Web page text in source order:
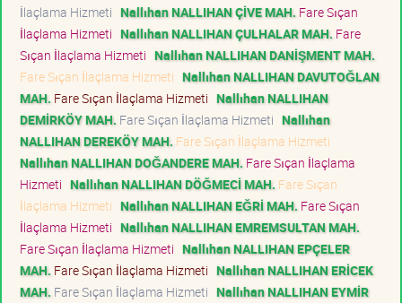
İlaçlama Hizmeti Nallıhan NALLIHAN ÇİVE MAH. Fare Sıçan
İlaçlama Hizmeti Nallıhan NALLIHAN ÇULHALAR MAH. Fare
Sıçan İlaçlama Hizmeti Nallıhan NALLIHAN DANİŞMENT MAH.
Fare Sıçan İlaçlama Hizmeti Nallıhan NALLIHAN DAVUTOĞLAN
MAH. Fare Sıçan İlaçlama Hizmeti Nallıhan NALLIHAN
DEMİRKÖY MAH. Fare Sıçan İlaçlama Hizmeti Nallıhan
NALLIHAN DEREKÖY MAH. Fare Sıçan İlaçlama Hizmeti
Nallıhan NALLIHAN DOĞANDERE MAH. Fare Sıçan İlaçlama
Hizmeti Nallıhan NALLIHAN DÖĞMECİ MAH. Fare Sıçan
İlaçlama Hizmeti Nallıhan NALLIHAN EĞRİ MAH. Fare Sıçan
İlaçlama Hizmeti Nallıhan NALLIHAN EMREMSULTAN MAH.
Fare Sıçan İlaçlama Hizmeti Nallıhan NALLIHAN EPÇELER
MAH. Fare Sıçan İlaçlama Hizmeti Nallıhan NALLIHAN ERİCEK
MAH. Fare Sıçan İlaçlama Hizmeti Nallıhan NALLIHAN EYMİR